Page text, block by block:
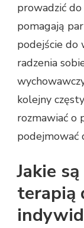
prowadzić
pomagają
podejście do
radzenia
kolejny
rozmawiać o
podejmować
Jakie
terapią